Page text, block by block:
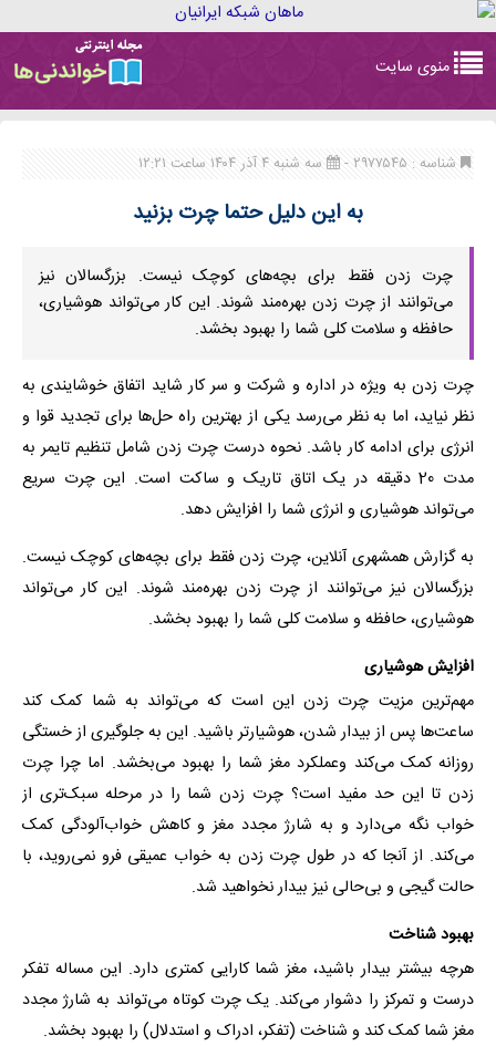
navigation
منوی سایت
شناسه : ۲۹۷۷۵۴۵ - سه شنبه ۴ آذر ۱۴۰۴ ساعت ۱۲:۲۱
به این دلیل حتما چرت بزنید
چرت زدن فقط برای بچه‌های کوچک نیست. بزرگسالان نیز
می‌توانند از چرت زدن بهره‌مند شوند. این کار می‌تواند هوشیاری،
حافظه و سلامت کلی شما را بهبود بخشد.
چرت زدن به ویژه در اداره و شرکت و سر کار شاید اتفاق خوشایندی به
نظر نیاید، اما به نظر می‌‍‌رسد یکی از بهترین راه حل‌ها برای تجدید قوا و
انرژی برای ادامه کار باشد. نحوه درست چرت زدن شامل تنظیم تایمر به
مدت 20 دقیقه در یک اتاق تاریک و ساکت است. این چرت سریع
می‌تواند هوشیاری و انرژی شما را افزایش دهد.
به گزارش همشهری آنلاین، چرت زدن فقط برای بچه‌های کوچک نیست.
بزرگسالان نیز می‌توانند از چرت زدن بهره‌مند شوند. این کار می‌تواند
هوشیاری، حافظه و سلامت کلی شما را بهبود بخشد.
افزایش هوشیاری
مهم‌ترین مزیت چرت زدن این است که می‌تواند به شما کمک کند
ساعت‌ها پس از بیدار شدن، هوشیارتر باشید. این به جلوگیری از خستگی
روزانه کمک می‌کند وعملکرد مغز شما را بهبود می‌بخشد. اما چرا چرت
زدن تا این حد مفید است؟ چرت زدن شما را در مرحله سبک‌تری از
خواب نگه می‌دارد و به شارژ مجدد مغز و کاهش خواب‌آلودگی کمک
می‌کند. از آنجا که در طول چرت زدن به خواب عمیقی فرو نمی‌روید، با
حالت گیجی و بی‌حالی نیز بیدار نخواهید شد.
بهبود شناخت
هرچه بیشتر بیدار باشید، مغز شما کارایی کمتری دارد. این مساله تفکر
درست و تمرکز را دشوار می‌کند. یک چرت کوتاه می‌تواند به شارژ مجدد
مغز شما کمک کند و شناخت (تفکر، ادراک و استدلال) را بهبود بخشد.